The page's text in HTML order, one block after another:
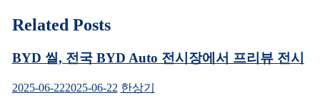
림)
하
세
요.
창
에
서
림)
게
이
션
Related Posts
BYD 씰, 전국 BYD Auto 전시장에서 프리뷰 전시
2025-06-222025-06-22 한상기